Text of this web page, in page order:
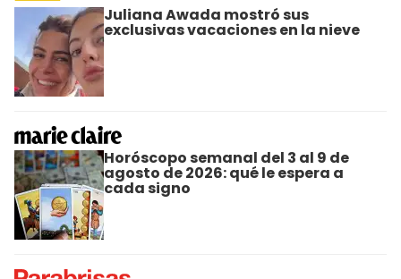
Juliana Awada mostró sus
exclusivas vacaciones en la nieve
Horóscopo semanal del 3 al 9 de
agosto de 2026: qué le espera a
cada signo